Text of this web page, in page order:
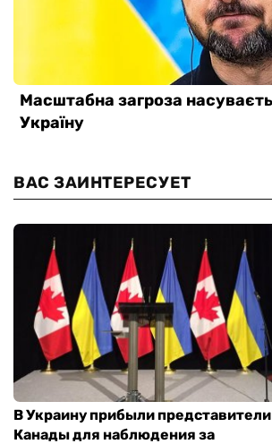
ВАС ЗАИНТЕРЕСУЕТ
В Украину прибыли представители
Канады для наблюдения за